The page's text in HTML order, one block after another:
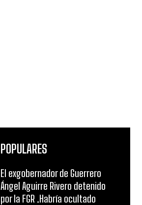
POPULARES
El exgobernador de Guerrero
Ángel Aguirre Rivero detenido
por la FGR .Habría ocultado